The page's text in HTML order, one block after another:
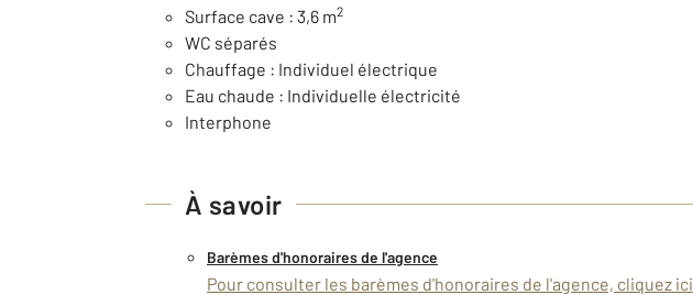
Surface cave : 3,6 m2
WC séparés
Chauffage : Individuel électrique
Eau chaude : Individuelle électricité
Interphone
À savoir
Barèmes d'honoraires de l'agence
Pour consulter les barèmes d'honoraires de l'agence, cliquez ici